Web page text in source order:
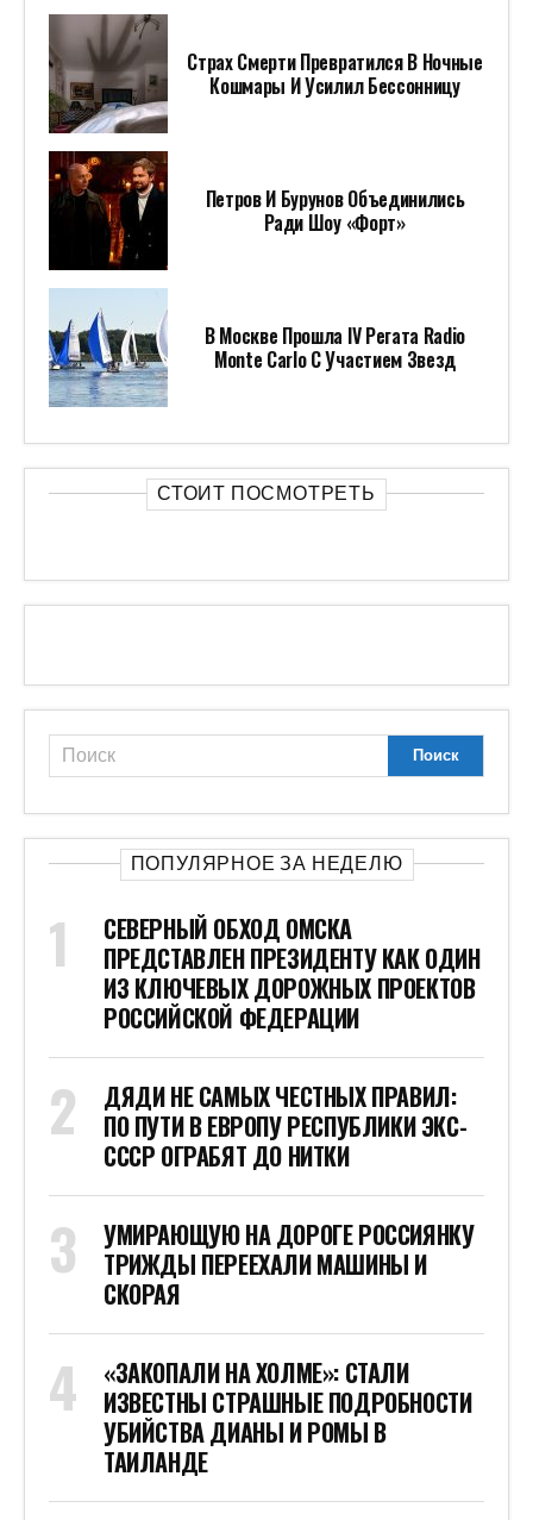
Страх Смерти Превратился В Ночные
Кошмары И Усилил Бессонницу
Петров И Бурунов Объединились
Ради Шоу «Форт»
В Москве Прошла IV Регата Radio
Monte Carlo С Участием Звезд
СТОИТ ПОСМОТРЕТЬ
ПОПУЛЯРНОЕ ЗА НЕДЕЛЮ
СЕВЕРНЫЙ ОБХОД ОМСКА
ПРЕДСТАВЛЕН ПРЕЗИДЕНТУ КАК ОДИН
ИЗ КЛЮЧЕВЫХ ДОРОЖНЫХ ПРОЕКТОВ
РОССИЙСКОЙ ФЕДЕРАЦИИ
ДЯДИ НЕ САМЫХ ЧЕСТНЫХ ПРАВИЛ:
ПО ПУТИ В ЕВРОПУ РЕСПУБЛИКИ ЭКС-
СССР ОГРАБЯТ ДО НИТКИ
УМИРАЮЩУЮ НА ДОРОГЕ РОССИЯНКУ
ТРИЖДЫ ПЕРЕЕХАЛИ МАШИНЫ И
СКОРАЯ
«ЗАКОПАЛИ НА ХОЛМЕ»: СТАЛИ
ИЗВЕСТНЫ СТРАШНЫЕ ПОДРОБНОСТИ
УБИЙСТВА ДИАНЫ И РОМЫ В
ТАИЛАНДЕ